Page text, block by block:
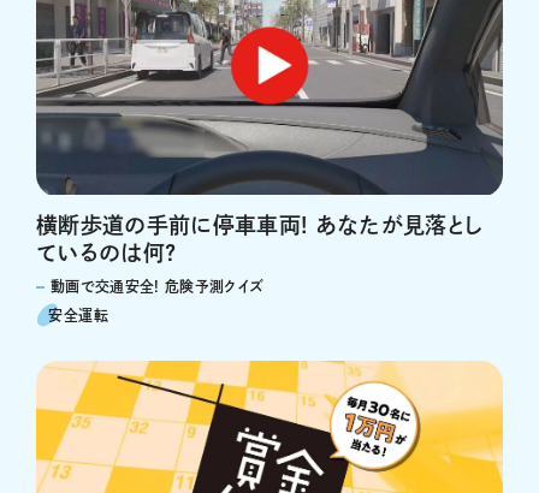
横断歩道の手前に停車車両! あなたが見落とし
ているのは何?
動画で交通安全! 危険予測クイズ
安全運転